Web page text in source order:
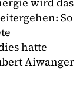
So
hatte
Aiwanger